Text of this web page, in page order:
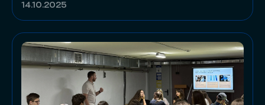
14.10.2025